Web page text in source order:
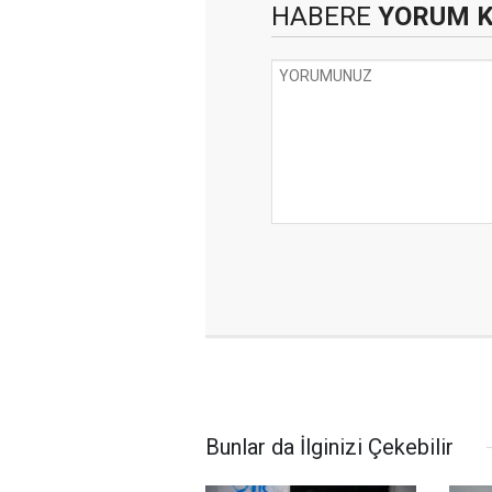
HABERE YORUM
Bunlar da İlginizi Çekebilir